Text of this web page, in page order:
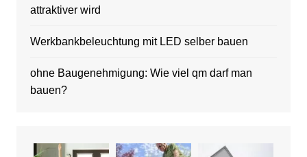
attraktiver wird
Werkbankbeleuchtung mit LED selber bauen
ohne Baugenehmigung: Wie viel qm darf man
bauen?